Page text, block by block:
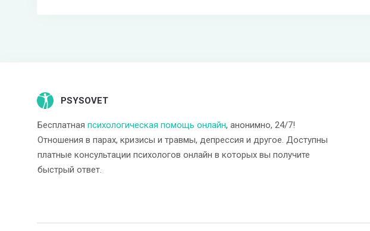
PSYSOVET
Бесплатная психологическая помощь онлайн, анонимно, 24/7!
Отношения в парах, кризисы и травмы, депрессия и другое. Доступны
платные консультации психологов онлайн в которых вы получите
быстрый ответ.